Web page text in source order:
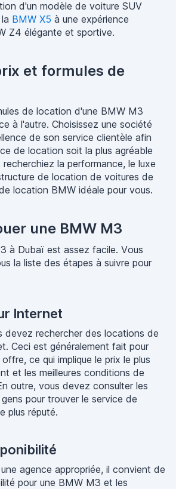
d'un modèle de voiture SUV
BMW X5 à une expérience
Z4 élégante et sportive.
et formules de
de location d'une BMW M3
à l'autre. Choisissez une société
de son service clientèle afin
de location soit la plus agréable
la performance, le luxe
de location de voitures de
location BMW idéale pour vous.
une BMW M3
à Dubaï est assez facile. Vous
la liste des étapes à suivre pour
Internet
devez rechercher des locations de
Ceci est généralement fait pour
ce qui implique le prix le plus
et les meilleures conditions de
outre, vous devez consulter les
pour trouver le service de
plus réputé.
agence appropriée, il convient de
pour une BMW M3 et les